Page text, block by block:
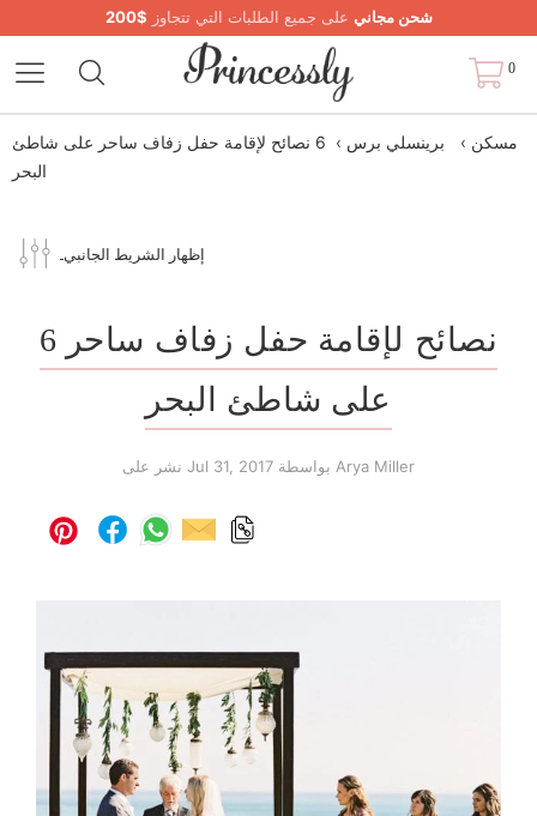
شحن مجاني على جميع الطلبات التي تتجاوز $200
0
مسكن › برينسلي برس ›
6 نصائح لإقامة حفل زفاف ساحر على شاطئ
البحر
إظهار الشريط الجانبي
6 نصائح لإقامة حفل زفاف ساحر
على شاطئ البحر
Jul 31, 2017 بواسطة Arya Miller